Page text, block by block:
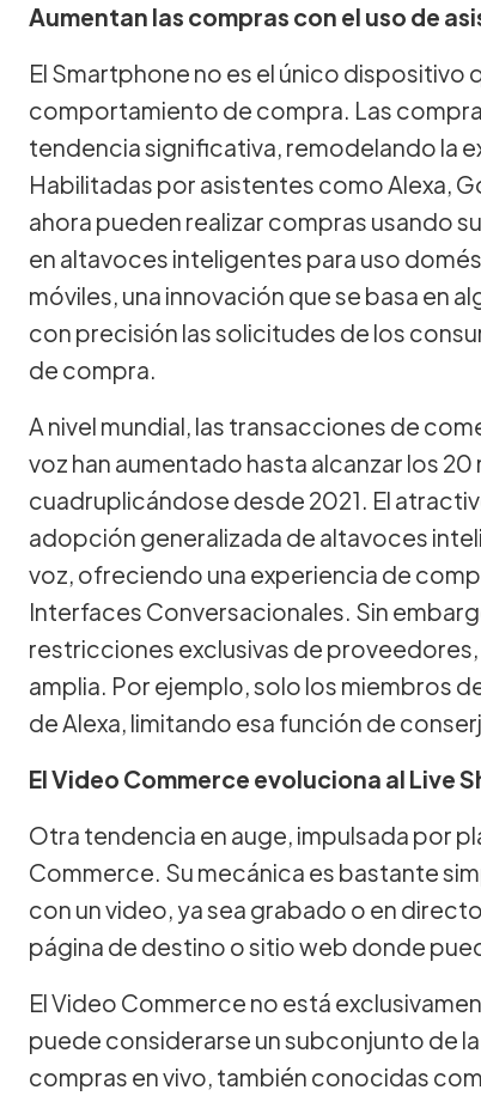
Aumentan las compras con el uso de
El Smartphone no es el único dispositivo
comportamiento de compra. Las
tendencia significativa, remodelando la
Habilitadas por asistentes como Alexa,
ahora pueden realizar compras usando
en altavoces inteligentes para uso
móviles, una innovación que se basa en
con precisión las solicitudes de los
de compra.
A nivel mundial, las transacciones de
voz han aumentado hasta alcanzar los 20
cuadruplicándose desde 2021. El
adopción generalizada de altavoces
voz, ofreciendo una experiencia de
Interfaces Conversacionales. Sin
restricciones exclusivas de
amplia. Por ejemplo, solo los miembros
de Alexa, limitando esa función de
El Video Commerce evoluciona al Live
Otra tendencia en auge, impulsada por
Commerce. Su mecánica es bastante
con un video, ya sea grabado o en
página de destino o sitio web donde
El Video Commerce no está
puede considerarse un subconjunto de
compras en vivo, también conocidas